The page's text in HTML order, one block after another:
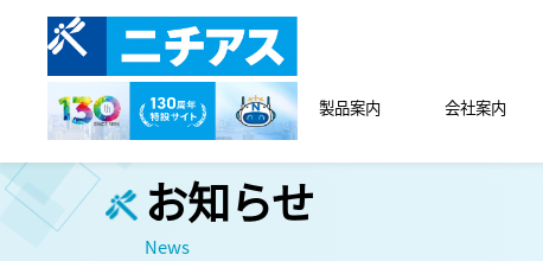
製品案内 会社案内
お知らせ
News